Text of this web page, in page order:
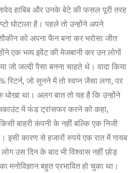
हाबिब और उनके बेटे की फसल पूरी तरह
घोटाला है। पहले तो उन्होंने अपने
को अपना फैन बना कर भरोसा जीत
एक भव्य इवेंट की मेजबानी कर उन लोगों
जो जल्दी पैसा बनना चाहते थे। वादा किया
रिटर्न, जो सुनने में तो स्वप्न जैसा लगा, पर
धोखा था। अलग बात तो यह है कि उन्होंने
में फंड ट्रांसफर करने को कहा,
बाहरी कंपनी के नहीं बल्कि एक निजी
इसी कारण से हजारों रुपये एक रात में गायब
उस दिन के बाद भी विश्वास नहीं छोड़
मनोविज्ञान बहुत प्रभावित हो चुका था।